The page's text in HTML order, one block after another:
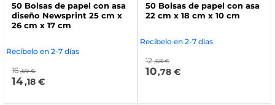
50 Bolsas de papel con asa
diseño Newsprint 25 cm x
26 cm x 17 cm
Recíbelo en 2-7 días
16 ,69 €
14,18 €
50 Bolsas de papel con asa
22 cm x 18 cm x 10 cm
Recíbelo en 2-7 días
12 ,68 €
10,78 €